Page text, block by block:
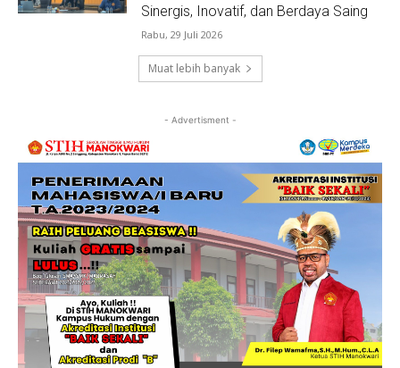
Sinergis, Inovatif, dan Berdaya Saing
Rabu, 29 Juli 2026
Muat lebih banyak
- Advertisment -